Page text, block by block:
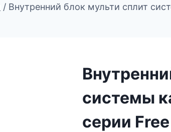
/ Внутренний блок мульти сплит
системы
серии